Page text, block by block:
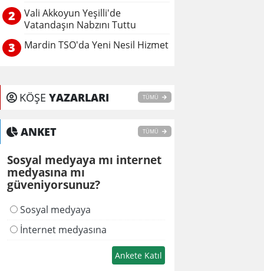
2
Vali Akkoyun Yeşilli'de
Vatandaşın Nabzını Tuttu
3 Mardin TSO'da Yeni Nesil Hizmet
KÖŞE YAZARLARI TÜMÜ
ANKET TÜMÜ
Sosyal medyaya mı internet
medyasına mı
güveniyorsunuz?
Sosyal medyaya
İnternet medyasına